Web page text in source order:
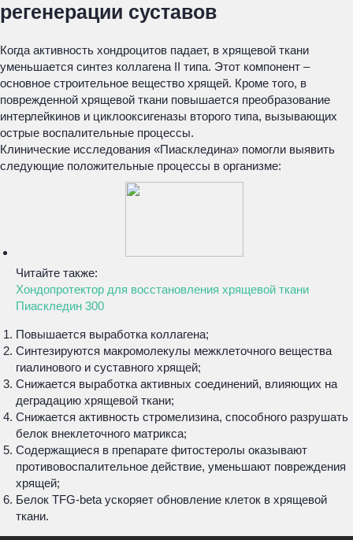
регенерации суставов
Когда активность хондроцитов падает, в хрящевой ткани
уменьшается синтез коллагена II типа. Этот компонент –
основное строительное вещество хрящей. Кроме того, в
поврежденной хрящевой ткани повышается преобразование
интерлейкинов и циклооксигеназы второго типа, вызывающих
острые воспалительные процессы.
Клинические исследования «Пиаскледина» помогли выявить
следующие положительные процессы в организме:
Читайте также:
Хондопротектор для восстановления хрящевой ткани
Пиаскледин 300
Повышается выработка коллагена;
Синтезируются макромолекулы межклеточного вещества
гиалинового и суставного хрящей;
Снижается выработка активных соединений, влияющих на
деградацию хрящевой ткани;
Снижается активность стромелизина, способного разрушать
белок внеклеточного матрикса;
Содержащиеся в препарате фитостеролы оказывают
противовоспалительное действие, уменьшают повреждения
хрящей;
Белок TFG-beta ускоряет обновление клеток в хрящевой
ткани.